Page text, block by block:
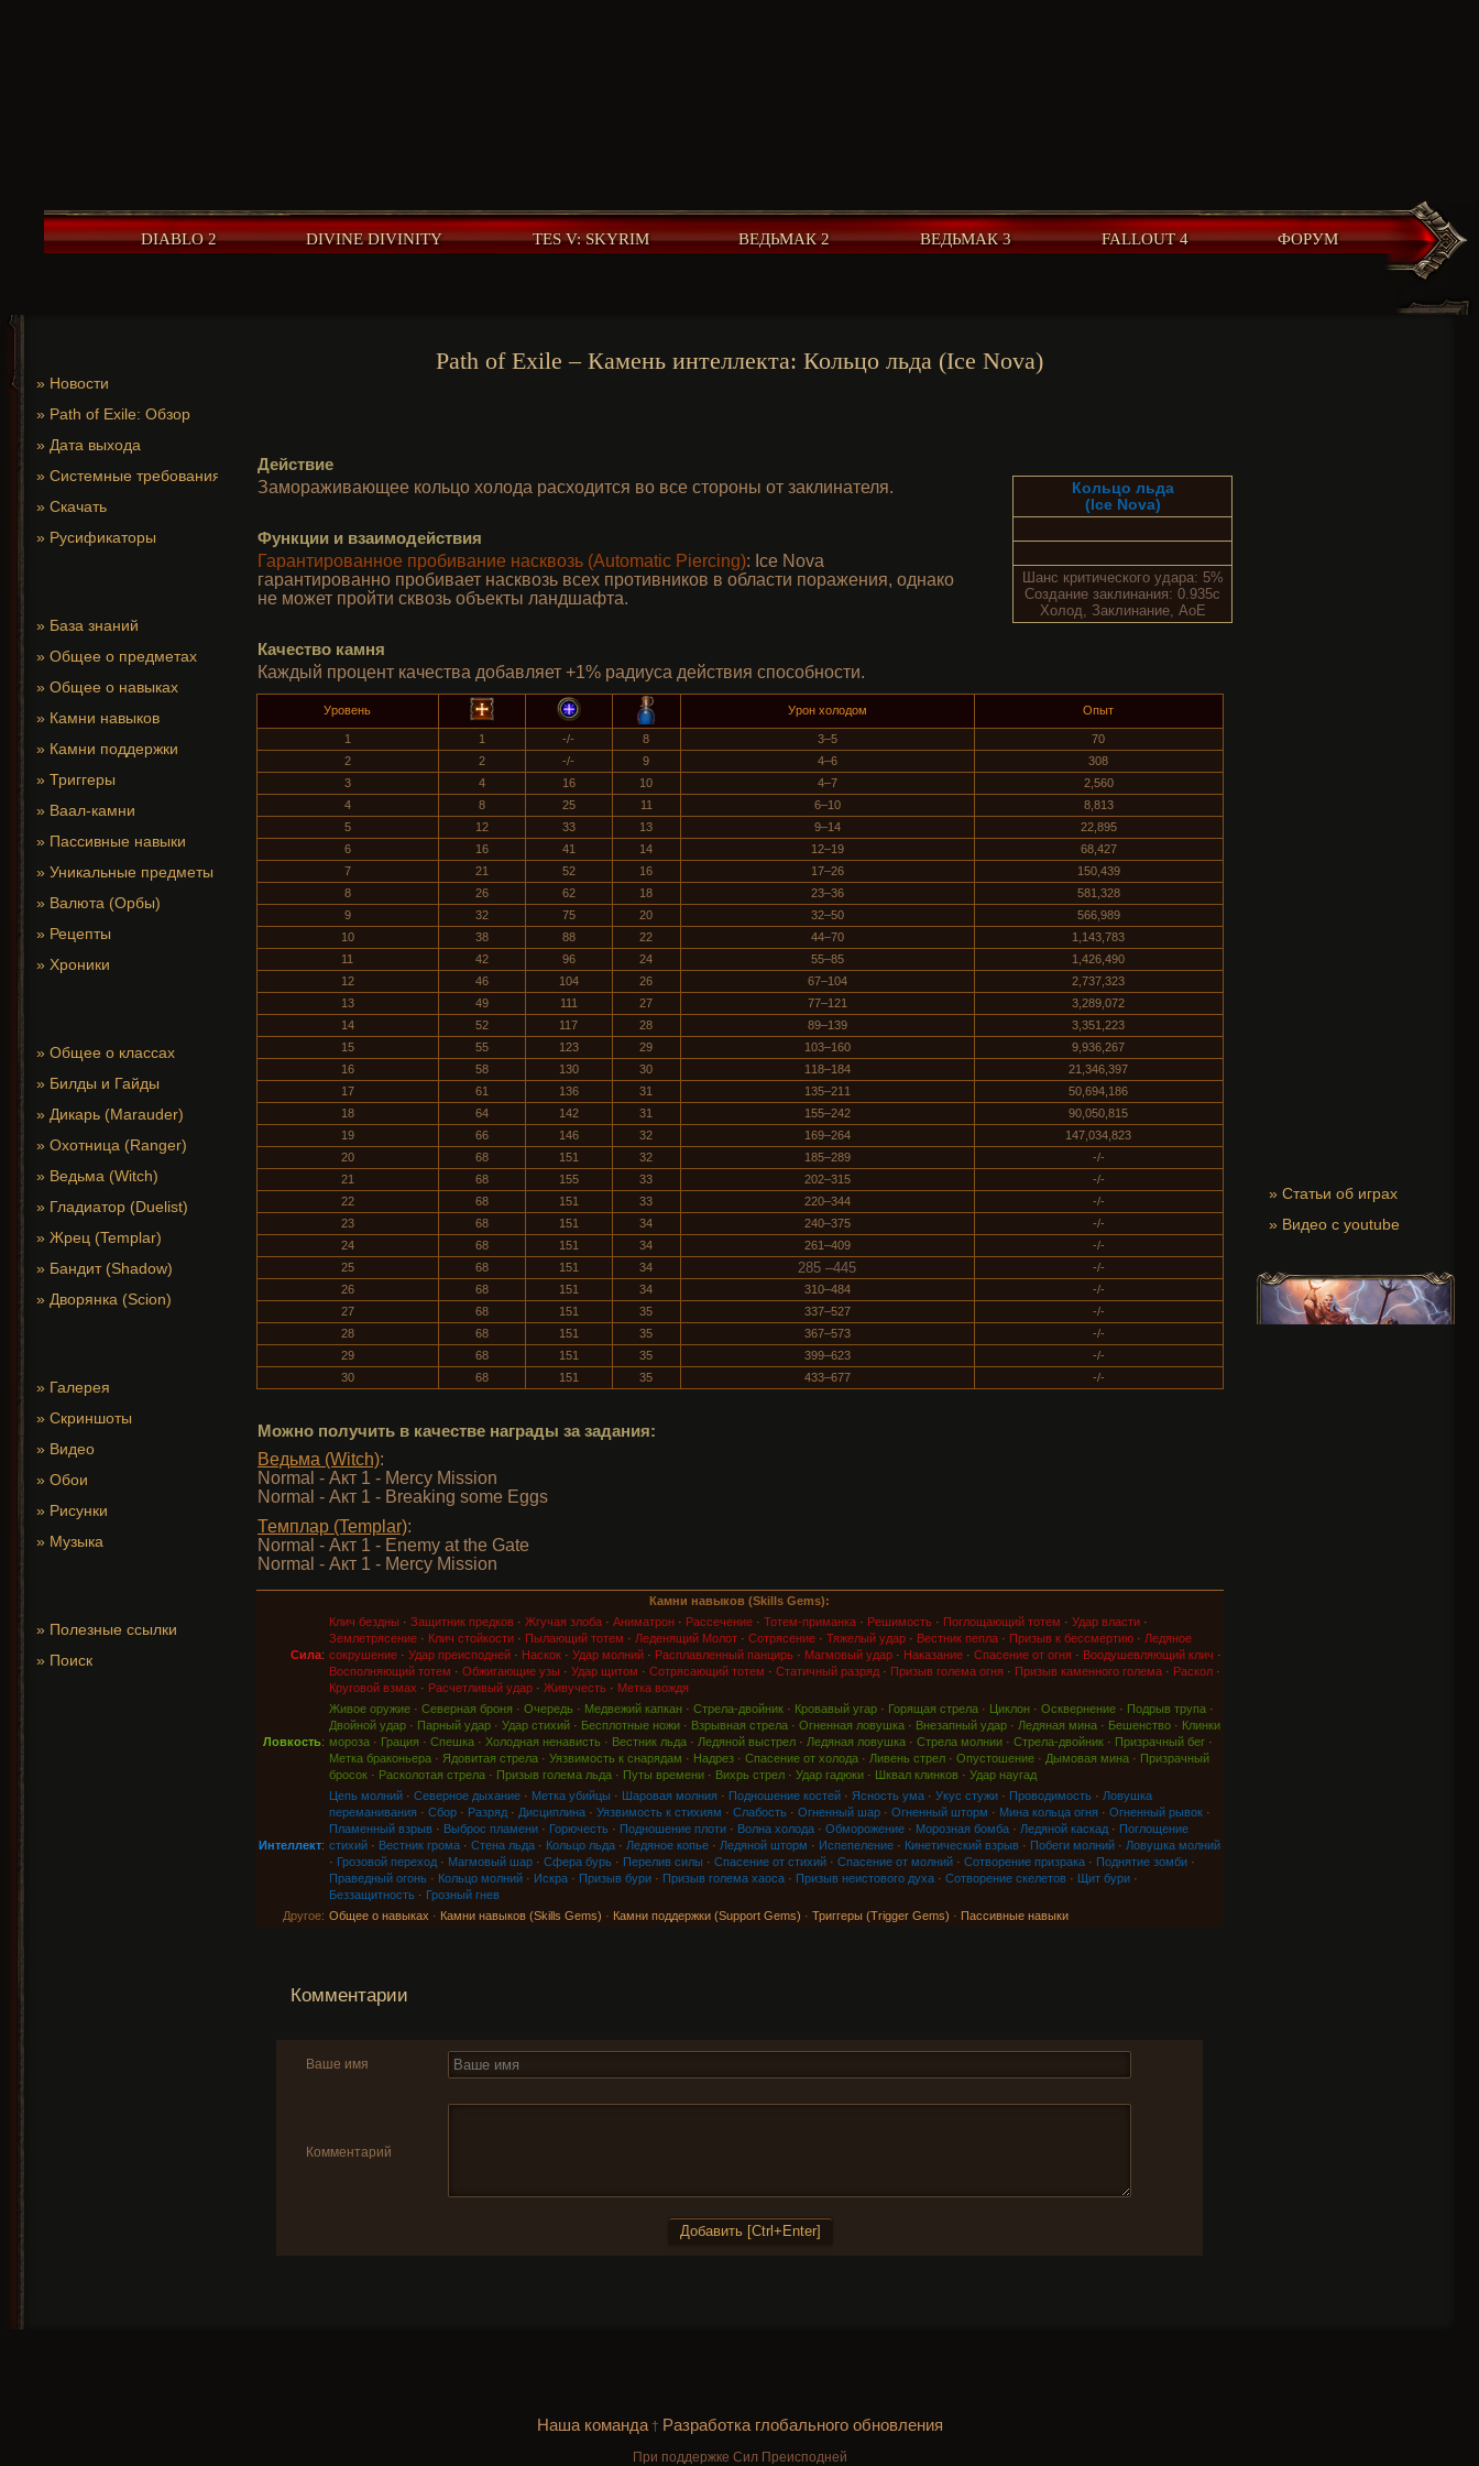
DIABLO 2 DIVINE DIVINITY TES V: SKYRIM ВЕДЬМАК 2 ВЕДЬМАК 3 FALLOUT 4 ФОРУМ
» Новости
» Path of Exile: Обзор
» Дата выхода
» Системные требования
» Скачать
» Русификаторы
» База знаний
» Общее о предметах
» Общее о навыках
» Камни навыков
» Камни поддержки
» Триггеры
» Ваал-камни
» Пассивные навыки
» Уникальные предметы
» Валюта (Орбы)
» Рецепты
» Хроники
» Общее о классах
» Билды и Гайды
» Дикарь (Marauder)
» Охотница (Ranger)
» Ведьма (Witch)
» Гладиатор (Duelist)
» Жрец (Templar)
» Бандит (Shadow)
» Дворянка (Scion)
» Галерея
» Скриншоты
» Видео
» Обои
» Рисунки
» Музыка
» Полезные ссылки
» Поиск
» Статьи об играх
» Видео с youtube
Path of Exile – Камень интеллекта: Кольцо льда (Ice Nova)
Действие
Замораживающее кольцо холода расходится во все стороны от заклинателя.
Функции и взаимодействия
Гарантированное пробивание насквозь (Automatic Piercing): Ice Nova
гарантированно пробивает насквозь всех противников в области поражения, однако
не может пройти сквозь объекты ландшафта.
Качество камня
Каждый процент качества добавляет +1% радиуса действия способности.
Кольцо льда
(Ice Nova)
Шанс критического удара: 5%
Создание заклинания: 0.935с
Холод, Заклинание, AoE
Уровень Урон холодом Опыт
1 1 -/- 8 3–5
70
2
2 -/- 9 4–6
308
3
4 16 10 4–7
2,560
4
8 25 11 6–10
8,813
5
12 33 13 9–14
22,895
6
16 41 14 12–19
68,427
7
21 52 16 17–26
150,439
8
26 62 18 23–36
581,328
9
32 75 20 32–50
566,989
10
38 88 22 44–70
1,143,783
11
42 96 24 55–85
1,426,490
12
46 104 26 67–104
2,737,323
13
49 111 27 77–121
3,289,072
14
52 117 28 89–139
3,351,223
15
55 123 29 103–160
9,936,267
16
58 130 30 118–184
21,346,397
17
61 136 31 135–211
50,694,186
18
64 142 31 155–242
90,050,815
19
66 146 32 169–264
147,034,823
20
68 151 32 185–289
-/-
21
68 155 33 202–315
-/-
22
68 151 33 220–344
-/-
23
68 151 34 240–375
-/-
24
68 151 34 261–409
-/-
25
68 151 34 285 –445
-/-
26
68 151 34 310–484
-/-
27
68 151 35 337–527
-/-
28
68 151 35 367–573
-/-
29
68 151 35 399–623
-/-
30
68 151 35 433–677 -/-
Можно получить в качестве награды за задания:
Ведьма (Witch):
Normal - Акт 1 - Mercy Mission
Normal - Акт 1 - Breaking some Eggs
Темплар (Templar):
Normal - Акт 1 - Enemy at the Gate
Normal - Акт 1 - Mercy Mission
Камни навыков (Skills Gems):
Сила:
Клич бездны · Защитник предков· Жгучая злоба· Аниматрон· Рассечение· Тотем-приманка· Решимость· Поглощающий тотем · Удар власти·
Землетрясение· Клич стойкости· Пылающий тотем · Леденящий Молот· Сотрясение· Тяжелый удар· Вестник пепла· Призыв к бессмертию· Ледяное
сокрушение· Удар преисподней· Наскок· Удар молний· Расплавленный панцирь· Магмовый удар· Наказание· Спасение от огня· Воодушевляющий клич ·
Восполняющий тотем · Обжигающие узы · Удар щитом · Сотрясающий тотем · Статичный разряд· Призыв голема огня· Призыв каменного голема· Раскол·
Круговой взмах · Расчетливый удар· Живучесть· Метка вождя
Ловкость:
Живое оружие· Северная броня · Очередь · Медвежий капкан· Стрела-двойник· Кровавый угар· Горящая стрела· Циклон· Осквернение· Подрыв трупа·
Двойной удар· Парный удар· Удар стихий· Бесплотные ножи· Взрывная стрела· Огненная ловушка· Внезапный удар· Ледяная мина· Бешенство· Клинки
мороза· Грация · Спешка· Холодная ненависть · Вестник льда· Ледяной выстрел· Ледяная ловушка· Стрела молнии· Стрела-двойник· Призрачный бег·
Метка браконьера· Ядовитая стрела· Уязвимость к снарядам · Надрез· Спасение от холода· Ливень стрел· Опустошение· Дымовая мина· Призрачный
бросок· Расколотая стрела· Призыв голема льда· Путы времени· Вихрь стрел· Удар гадюки· Шквал клинков· Удар наугад
Интеллект:
Цепь молний· Северное дыхание· Метка убийцы · Шаровая молния· Подношение костей· Ясность ума· Укус стужи· Проводимость· Ловушка
переманивания· Сбор· Разряд· Дисциплина· Уязвимость к стихиям · Слабость· Огненный шар· Огненный шторм · Мина кольца огня· Огненный рывок·
Пламенный взрыв· Выброс пламени· Горючесть· Подношение плоти· Волна холода· Обморожение· Морозная бомба· Ледяной каскад· Поглощение
стихий· Вестник грома· Стена льда· Кольцо льда· Ледяное копье· Ледяной шторм · Испепеление· Кинетический взрыв· Побеги молний· Ловушка молний
· Грозовой переход· Магмовый шар· Сфера бурь· Перелив силы · Спасение от стихий· Спасение от молний· Сотворение призрака· Поднятие зомби·
Праведный огонь· Кольцо молний· Искра· Призыв бури· Призыв голема хаоса· Призыв неистового духа· Сотворение скелетов· Щит бури·
Беззащитность· Грозный гнев
Другое: Общее о навыках · Камни навыков (Skills Gems) · Камни поддержки (Support Gems) · Триггеры (Trigger Gems) · Пассивные навыки
Комментарии
Ваше имя
Комментарий
Наша команда† Разработка глобального обновления
При поддержке Сил Преисподней